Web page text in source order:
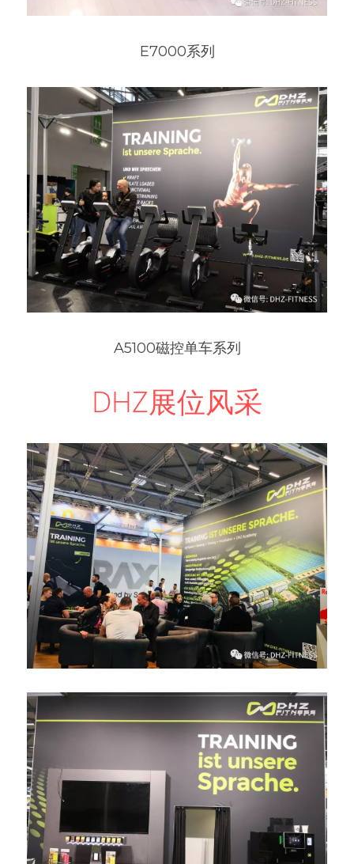
E7000系列
A5100磁控单车系列
DHZ展位风采